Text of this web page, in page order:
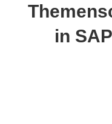
in SAP